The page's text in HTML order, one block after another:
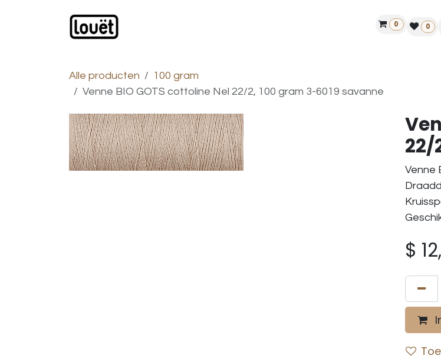
Vind een dealer
0 0
Alle producten
100 gram
Venne BIO GOTS cottoline Nel 22/2, 100 gram 3-6019 savanne
22/
Venne
$